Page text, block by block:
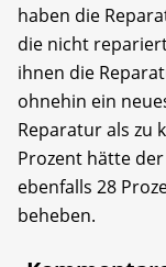
haben die
die nicht
ihnen die
ohnehin ein
Reparatur als zu
Prozent hätte
ebenfalls 28
beheben.